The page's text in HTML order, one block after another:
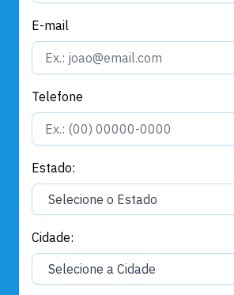
E-mail
Telefone
Estado:
Cidade: